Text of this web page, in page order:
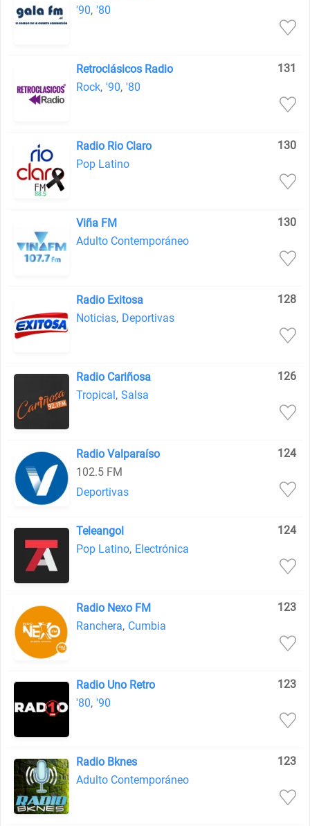
'90, '80
Retroclásicos Radio
131
Rock, '90, '80
Radio Rio Claro
130
Pop Latino
Viña FM
130
Adulto Contemporáneo
Radio Exitosa
128
Noticias, Deportivas
Radio Cariñosa
126
Tropical, Salsa
Radio Valparaíso
124
102.5 FM
Deportivas
Teleangol
124
Pop Latino, Electrónica
Radio Nexo FM
123
Ranchera, Cumbia
Radio Uno Retro
123
'80, '90
Radio Bknes
123
Adulto Contemporáneo